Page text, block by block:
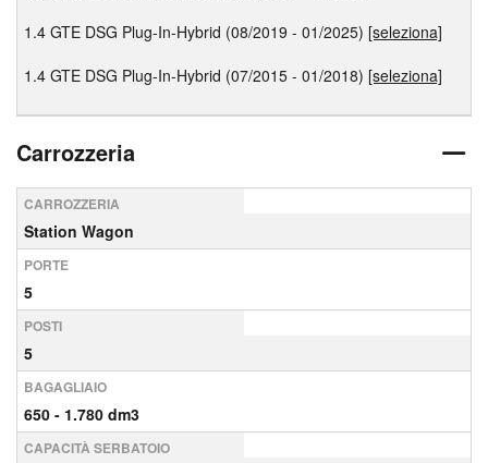
1.4 GTE DSG Plug-In-Hybrid (08/2019 - 01/2025) [seleziona]
1.4 GTE DSG Plug-In-Hybrid (07/2015 - 01/2018) [seleziona]
Carrozzeria
CARROZZERIA
Station Wagon
PORTE
5
POSTI
5
BAGAGLIAIO
650 - 1.780 dm3
CAPACITÀ SERBATOIO